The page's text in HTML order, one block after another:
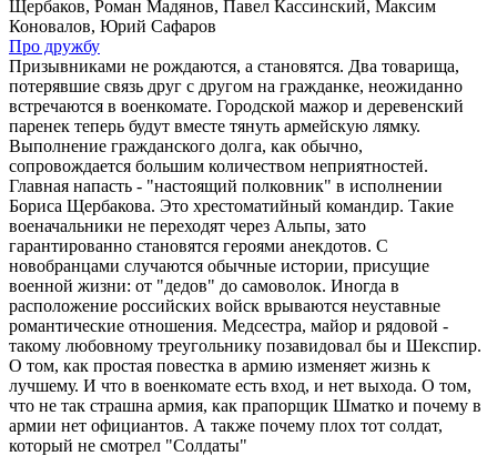
Щербаков, Роман Мадянов, Павел Кассинский, Максим
Коновалов, Юрий Сафаров
Про друж­бу
Призывниками не рождаются, а становятся. Два товарища,
потерявшие связь друг с другом на гражданке, неожиданно
встречаются в военкомате. Городской мажор и деревенский
паренек теперь будут вместе тянуть армейскую лямку.
Выполнение гражданского долга, как обычно,
сопровождается большим количеством неприятностей.
Главная напасть - "настоящий полковник" в исполнении
Бориса Щербакова. Это хрестоматийный командир. Такие
военачальники не переходят через Альпы, зато
гарантированно становятся героями анекдотов. С
новобранцами случаются обычные истории, присущие
военной жизни: от "дедов" до самоволок. Иногда в
расположение российских войск врываются неуставные
романтические отношения. Медсестра, майор и рядовой -
такому любовному треугольнику позавидовал бы и Шекспир.
О том, как простая повестка в армию изменяет жизнь к
лучшему. И что в военкомате есть вход, и нет выхода. О том,
что не так страшна армия, как прапорщик Шматко и почему в
армии нет официантов. А также почему плох тот солдат,
который не смотрел "Солдаты"